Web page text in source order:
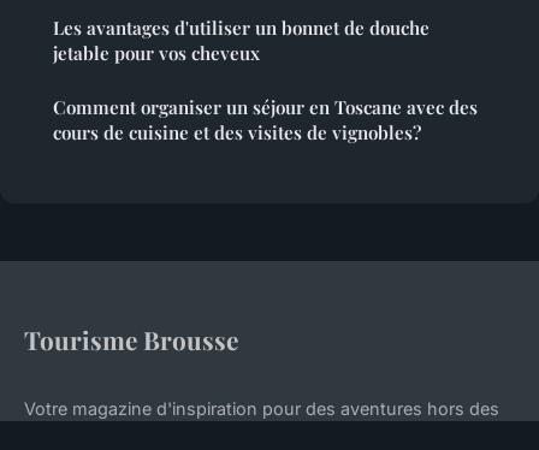
Les avantages d'utiliser un bonnet de douche
jetable pour vos cheveux
Comment organiser un séjour en Toscane avec des
cours de cuisine et des visites de vignobles?
Tourisme Brousse
Votre magazine d'inspiration pour des aventures hors des